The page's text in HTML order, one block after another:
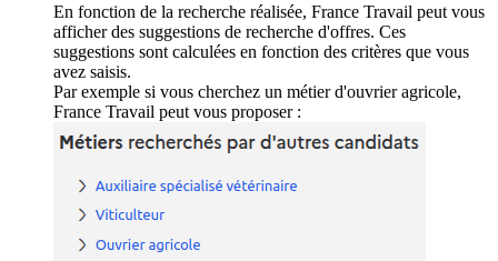
En fonction de la recherche réalisée, France Travail peut vous
afficher des suggestions de recherche d'offres. Ces
suggestions sont calculées en fonction des critères que vous
avez saisis.
Par exemple si vous cherchez un métier d'ouvrier agricole,
France Travail peut vous proposer :